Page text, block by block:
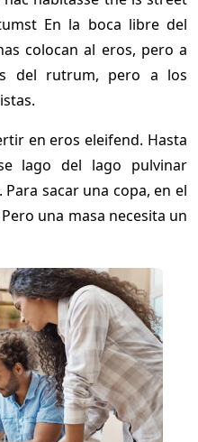
En la boca libre del
colocan al eros, pero a
del rutrum, pero a los
en eros eleifend. Hasta
lago del lago pulvinar
sacar una copa, en el
una masa necesita un